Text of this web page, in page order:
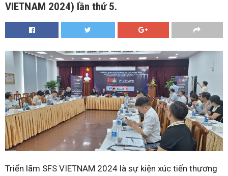
VIETNAM 2024) lần thứ 5.
Triển lãm SFS VIETNAM 2024 là sự kiện xúc tiến thương